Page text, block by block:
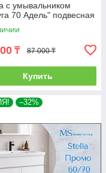
с умывальником
70 Адель" подвесная
₸ 87 000 ₸
Купить
–32%